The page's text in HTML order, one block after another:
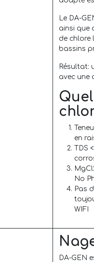
Le DA-
ainsi que
de chlore
bassins
Résultat:
avec une
en
TDS
No
Pas
WIFI
DA-GEN